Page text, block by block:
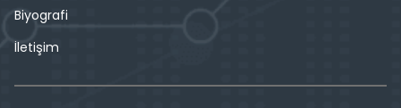
Biyografi
İletişim